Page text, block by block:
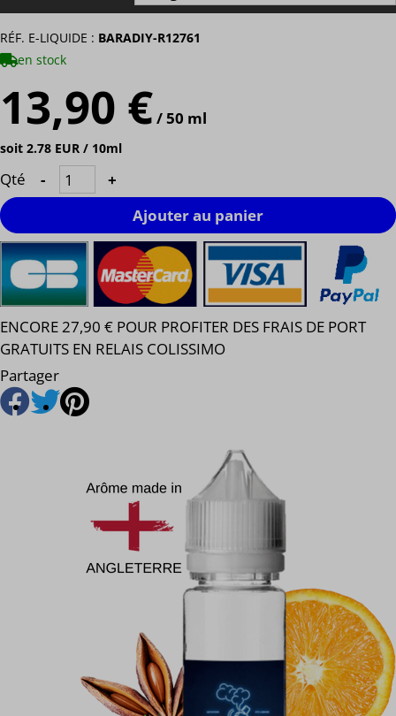
RÉF. E-LIQUIDE : BARADIY-R12761
en stock
13,90 €/ 50 ml
soit 2.78 EUR / 10ml
Qté -
+
Ajouter au panier
ENCORE 27,90 € POUR PROFITER DES FRAIS DE PORT
GRATUITS EN RELAIS COLISSIMO
Partager